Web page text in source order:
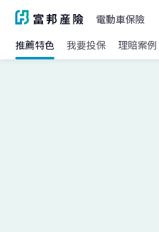
電動車保險
推薦特色 我要投保 理賠案例